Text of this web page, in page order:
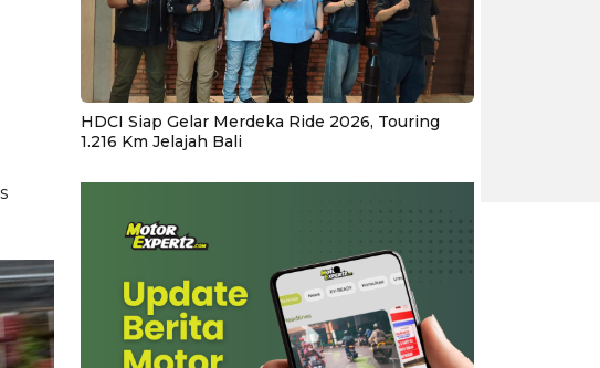
HDCI Siap Gelar Merdeka Ride 2026, Touring
1.216 Km Jelajah Bali